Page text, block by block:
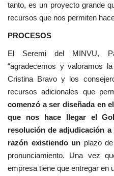
tanto, es un proyecto grande
recursos que nos permiten
PROCESOS
El Seremi del MINVU,
“agradecemos y valoramos
Cristina Bravo y los
recursos adicionales que
comenzó a ser diseñada en
que nos hace llegar el
resolución de adjudicación
razón existiendo un plazo
pronunciamiento. Una vez
empresa tiene que entregar en